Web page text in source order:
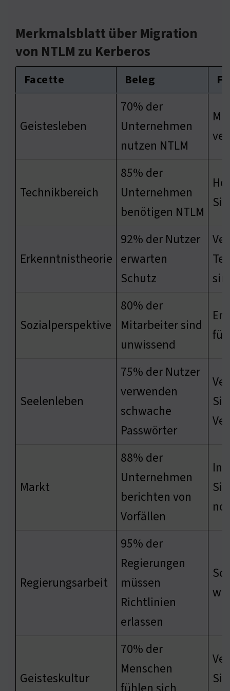
Merkmalsblatt über Migration
von NTLM zu Kerberos
Facette Beleg
Geistesleben
70% der
Unternehmen
nutzen NTLM
Technikbereich
85% der
Unternehmen
benötigen NTLM
Erkenntnistheorie
92% der Nutzer
erwarten
Schutz
Sozialperspektive
80% der
Mitarbeiter sind
unwissend
für
Seelenleben
75% der Nutzer
verwenden
schwache
Passwörter
Markt
88% der
Unternehmen
berichten von
Vorfällen
Regierungsarbeit
95% der
Regierungen
müssen
Richtlinien
erlassen
Geisteskultur
70% der
Menschen